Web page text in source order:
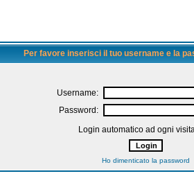
Per favore inserisci il tuo username e la
Username:
Password:
Login automatico ad ogni
Ho dimenticato la password